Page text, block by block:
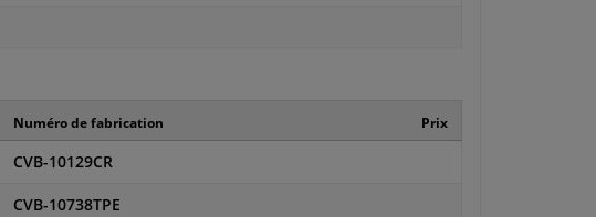
Numéro de fabrication Prix
CVB-10129CR
CVB-10738TPE